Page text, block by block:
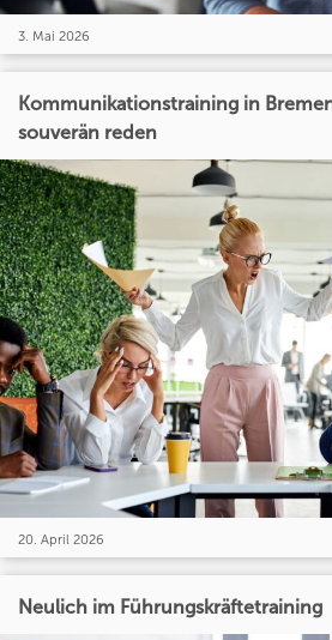
3. Mai 2026
Kommunikationstraining in
souverän reden
20. April 2026
Neulich im Führungskräftetraining